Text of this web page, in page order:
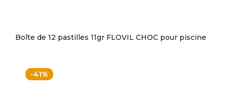
Boîte de 12 pastilles 11gr FLOVIL CHOC pour piscine
-41%